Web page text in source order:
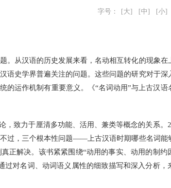
字号： [大] [中] [小]
从汉语的历史发展来看，名动相互转化的现象在
语史学界普遍关注的问题。这些问题的研究对于深
的运作机制有重要意义。《“名词动用”与上古汉语
致力于厘清多功能、活用、兼类等概念的关系。
过，三个根本性问题——上古汉语时期哪些名词能
解决。该书紧紧围绕“动用的事实、动用的制约
对名词、动词语义属性的细致描写和深入分析，